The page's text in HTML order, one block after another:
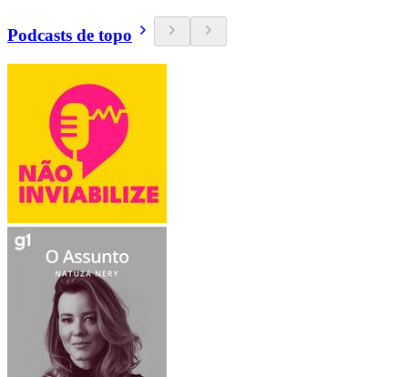
Podcasts de topo